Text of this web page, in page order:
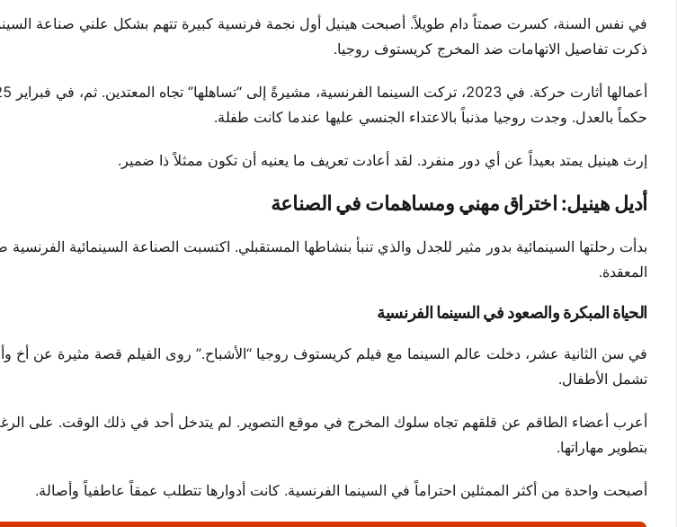
في نفس السنة، كسرت صمتاً دام طويلاً. أصبحت هينيل أول نجمة فرنسية كبيرة تتهم بشكل علني صناعة
ذكرت تفاصيل الاتهامات ضد المخرج كريستوف روجيا.
حكماً بالعدل. وجدت روجيا مذنباً بالاعتداء الجنسي عليها عندما كانت طفلة.
إرث هينيل يمتد بعيداً عن أي دور منفرد. لقد أعادت تعريف ما يعنيه أن تكون ممثلاً ذا ضمير.
أديل هينيل: اختراق مهني ومساهمات في الصناعة
بدأت رحلتها السينمائية بدور مثير للجدل والذي تنبأ بنشاطها المستقبلي. اكتسبت الصناعة السينمائية
المعقدة.
الحياة المبكرة والصعود في السينما الفرنسية
في سن الثانية عشر، دخلت عالم السينما مع فيلم كريستوف روجيا “الأشباح.” روى الفيلم قصة مثيرة عن
تشمل الأطفال.
أعرب أعضاء الطاقم عن قلقهم تجاه سلوك المخرج في موقع التصوير. لم يتدخل أحد في ذلك الوقت. على الرغم
بتطوير مهاراتها.
أصبحت واحدة من أكثر الممثلين احتراماً في السينما الفرنسية. كانت أدوارها تتطلب عمقاً عاطفياً وأصالة.